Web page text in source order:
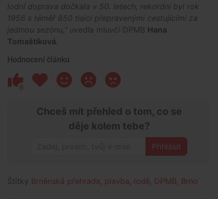
lodní doprava dočkala v 50. letech, rekordní byl rok
1956 s téměř 850 tisíci přepravenými cestujícími za
jedinou sezónu," uvedla mluvčí DPMB Hana
Tomaštíková.
Hodnocení článku
6
Chceš mít přehled o tom, co se
děje kolem tebe?
Přihlásit
Štítky Brněnská přehrada plavba lodě DPMB Brno